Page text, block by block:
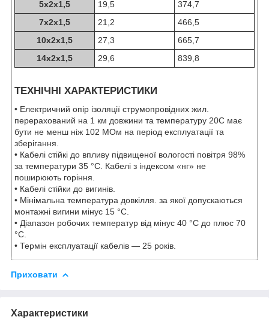
5х2х1,5
19,5
374,7
7х2х1,5
21,2
466,5
10х2х1,5
27,3
665,7
14х2х1,5
29,6 839,8
ТЕХНІЧНІ ХАРАКТЕРИСТИКИ
• Електричний опір ізоляції струмопровідних жил.
перерахований на 1 км довжини та температуру 20С має
бути не менш ніж 102 МОм на період експлуатації та
зберігання.
• Кабелі стійкі до впливу підвищеної вологості повітря 98%
за температури 35 °C. Кабелі з індексом «нг» не
поширюють горіння.
• Кабелі стійки до вигинів.
• Мінімальна температура довкілля. за якої допускаються
монтажні вигини мінус 15 °C.
• Діапазон робочих температур від мінус 40 °C до плюс 70
°C.
• Термін експлуатації кабелів — 25 років.
Приховати
Характеристики